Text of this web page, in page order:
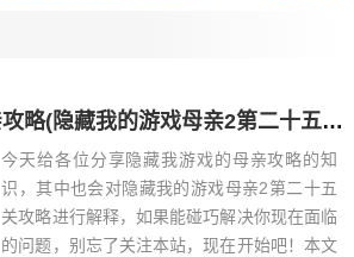
隐藏我游戏的母亲攻略(隐藏我的游戏母亲2第二十五关攻略)
今天给各位分享隐藏我游戏的母亲攻略的知
识，其中也会对隐藏我的游戏母亲2第二十五
关攻略进行解释，如果能碰巧解决你现在面临
的问题，别忘了关注本站，现在开始吧！本文